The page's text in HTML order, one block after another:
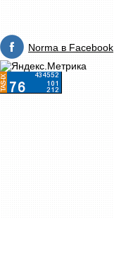
Norma в Facebook